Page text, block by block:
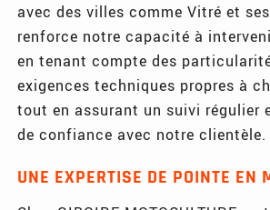
avec des villes comme Vitré et
renforce notre capacité à
en tenant compte des
exigences techniques propres à
tout en assurant un suivi régulier
de confiance avec notre clientèle.
UNE EXPERTISE DE POINTE EN